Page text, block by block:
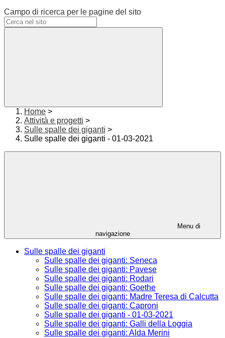
Campo di ricerca per le pagine del sito
Home >
Attività e progetti >
Sulle spalle dei giganti >
Sulle spalle dei giganti - 01-03-2021
Menu di
navigazione
Sulle spalle dei giganti
Sulle spalle dei giganti: Seneca
Sulle spalle dei giganti: Pavese
Sulle spalle dei giganti: Rodari
Sulle spalle dei giganti: Goethe
Sulle spalle dei giganti: Madre Teresa di Calcutta
Sulle spalle dei giganti: Caproni
Sulle spalle dei giganti - 01-03-2021
Sulle spalle dei giganti: Galli della Loggia
Sulle spalle dei giganti: Alda Merini